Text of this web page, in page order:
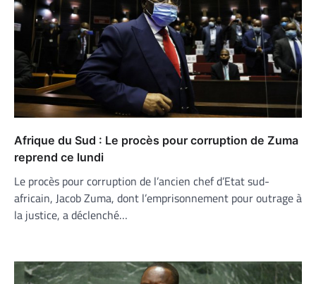
Afrique du Sud : Le procès pour corruption de Zuma
reprend ce lundi
Le procès pour corruption de l’ancien chef d’Etat sud-
africain, Jacob Zuma, dont l’emprisonnement pour outrage à
la justice, a déclenché…